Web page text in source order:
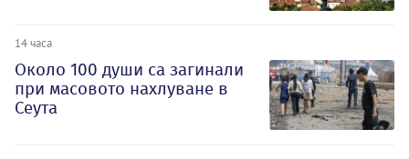
14 часа
Около 100 души са загинали
при масовото нахлуване в
Сеута